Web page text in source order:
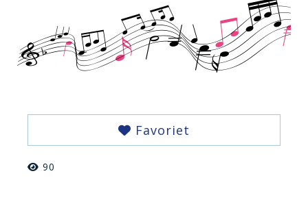
Favoriet
90